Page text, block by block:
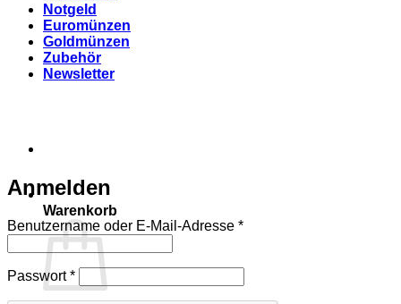
Warenkorb
Notgeld
Euromünzen
Goldmünzen
Zubehör
Newsletter
Anmelden
Benutzername oder E-Mail-Adresse *Erforderlich
Passwort*Erforderlich